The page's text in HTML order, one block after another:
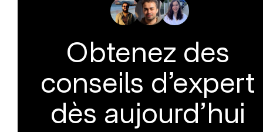
Obtenez des
conseils d’expert
dès aujourd’hui